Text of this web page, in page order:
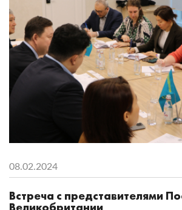
08.02.2024
Встреча с представителями